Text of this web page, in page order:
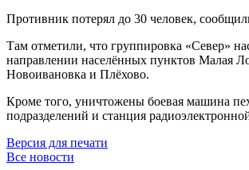
Противник потерял до 30 человек,
Там отметили, что группировка «Север»
направлении населённых пунктов Малая
Новоивановка и Плёхово.
Кроме того, уничтожены боевая машина
подразделений и станция
Версия для печати
Все новости